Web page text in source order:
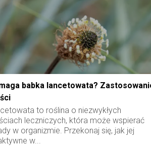
babka lancetowata?
to roślina o niezwykłych
leczniczych, która może wspierać
w organizmie. Przekonaj się, jak jej
w...